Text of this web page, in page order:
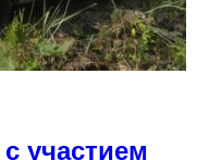
участием